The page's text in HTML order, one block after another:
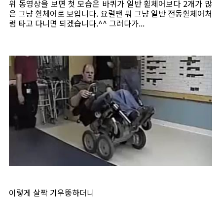
위 동영상을 보면 첫 모습은 바퀴가 일반 휠체어보다 2개가 많
은 그냥 휠체어로 보입니다. 요럴땐 뭐 그냥 일반 전동휠체어처
럼 타고 다니면 되겠습니다.^^ 그러다가...
이렇게 살짝 기우뚱하더니